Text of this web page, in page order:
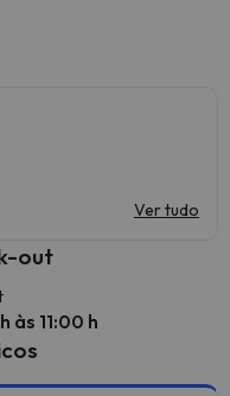
Ver tudo
out
às 11:00 h